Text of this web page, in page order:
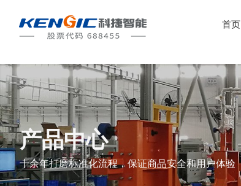
首页
产品中心
十余年打磨标准化流程，保证商品安全和用户体验